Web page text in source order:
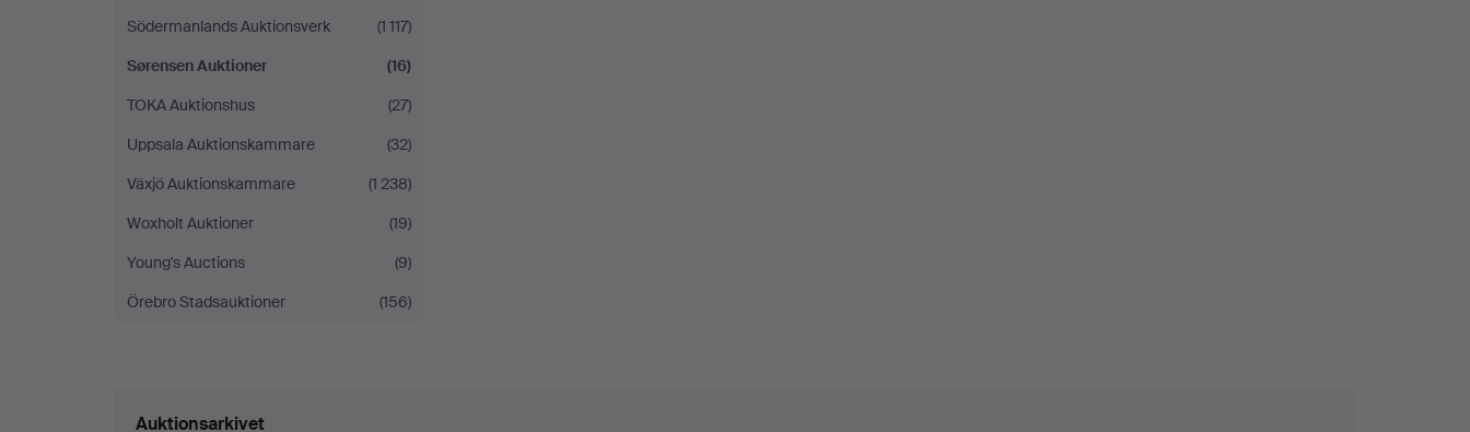
Södermanlands Auktionsverk
(1 117)
Sørensen Auktioner
(16)
TOKA Auktionshus
(27)
Uppsala Auktionskammare
(32)
Växjö Auktionskammare
(1 238)
Woxholt Auktioner
(19)
Young's Auctions
(9)
Örebro Stadsauktioner
(156)
Auktionsarkivet